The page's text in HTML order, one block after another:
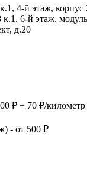
4-й этаж, корпус
6-й этаж,
д.20
₽ + 70 ₽/километр
- от 500 ₽